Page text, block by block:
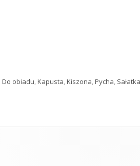
Tagi
Do obiadu,Kapusta,Kiszona,Pycha, Sałatka
kapusty